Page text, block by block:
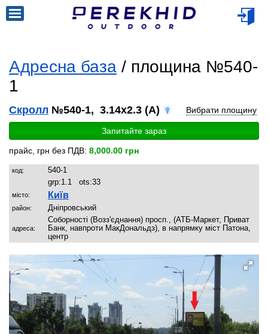
Адресна база / площина №540-
1
Скролл №540-1, 3.14x2.3 (A) Вибрати площину
Запитайте зараз
прайс, грн без ПДВ: 8,000.00 грн
код:
540-1
grp:1.1 ots:33
місто: Київ
район: Дніпровський
адреса:
Соборності (Возз'єднання) просп., (АТБ-Маркет, Приват
Банк, навпроти МакДональдз), в напрямку міст Патона,
центр